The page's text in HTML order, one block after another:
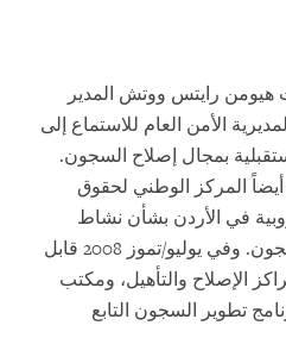
نيسان 2008 قابلت هيومن رايتس ووتش المدير
الأمن العام للاستماع إلى
بمجال إصلاح السجون.
المركز الوطني لحقوق
في الأردن بشأن نشاط
المفوضية الخاص بإصلاح السجون. وفي يوليو/تموز 2008 قابل
الإصلاح والتأهيل، ومكتب
تطوير السجون التابع